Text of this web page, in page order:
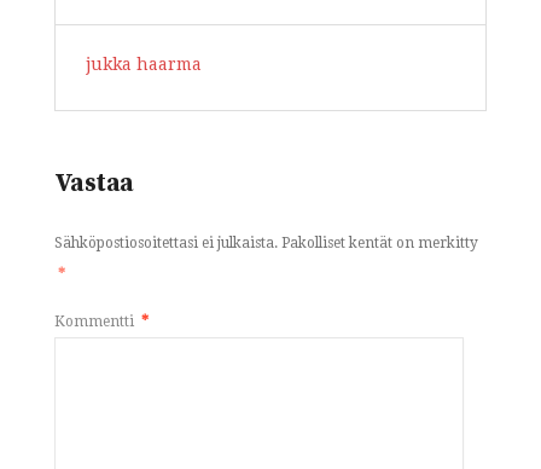
jukka haarma
Vastaa
Sähköpostiosoitettasi ei julkaista. Pakolliset kentät on merkitty
*
Kommentti *